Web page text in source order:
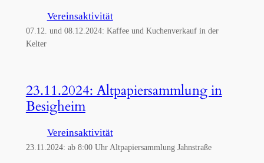
Vereinsaktivität
07.12. und 08.12.2024: Kaffee und Kuchenverkauf in der
Kelter
23.11.2024: Altpapiersammlung in
Besigheim
Vereinsaktivität
23.11.2024: ab 8:00 Uhr Altpapiersammlung Jahnstraße